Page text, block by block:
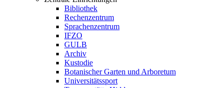
Bibliothek
Rechenzentrum
Sprachenzentrum
IFZO
GULB
Archiv
Kustodie
Botanischer Garten und Arboretum
Universitätssport